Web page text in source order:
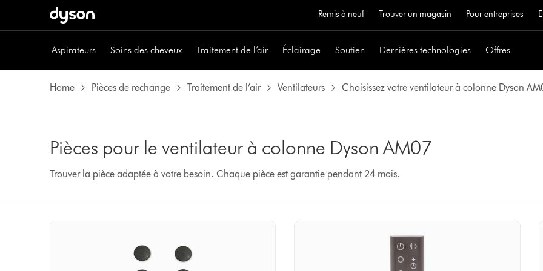
Remis à neuf Trouver un magasin Pour entreprises
Aspirateurs Soins des cheveux Traitement de l’air Éclairage Soutien Dernières technologies Offres
Home Pièces de rechange Traitement de l’air Ventilateurs Choisissez votre ventilateur à colonne Dyson
Pièces pour le ventilateur à colonne Dyson AM07
Trouver la pièce adaptée à votre besoin. Chaque pièce est garantie pendant 24 mois.